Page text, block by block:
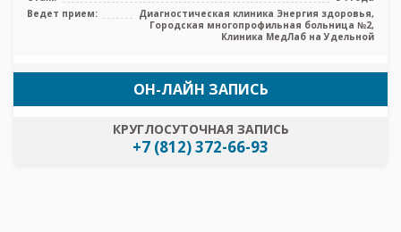
Ведет прием:
Диагностическая клиника Энергия здоровья,
Городская многопрофильная больница №2,
Клиника МедЛаб на Удельной
ОН-ЛАЙН ЗАПИСЬ
КРУГЛОСУТОЧНАЯ ЗАПИСЬ
+7 (812) 372-66-93